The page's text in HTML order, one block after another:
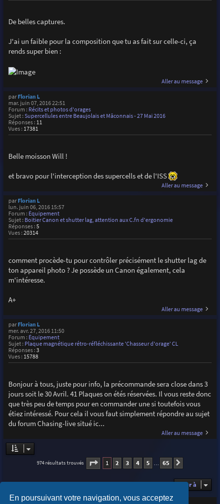
En poursuivant votre navigation, vous acceptez
De belles captures.
J'ai un faible pour la composition que tu as fait sur celle-ci, ça
rends super bien :
Aller au message
par Florian L
mar. juin 07, 2016 22:51
Forum : Récits et photos d'orages
Sujet : Supercellules entre Beaujolais et Mâconnais - 27 Mai 2016
Réponses : 11
Vues : 17381
Belle moisson Will !
et bravo pour l'interception des supercells et de l'ISS
Aller au message
par Florian L
lun. juin 06, 2016 15:57
Forum : Équipement
Sujet : Boitier Canon et shutter lag, attention aux C.fn d'ergonomie
Réponses : 5
Vues : 20314
comment procède-tu pour contrôler précisément le shutter lag de
ton appareil photo ? Je possède un Canon également, cela
m'intéresse.
A+
Aller au message
par Florian L
mer. avr. 27, 2016 11:50
Forum : Équipement
Sujet : Plaque magnétique rétro-réfléchissante 'Chasseur d'orage' CL
Réponses : 3
Vues : 15788
Bonjour à tous, juste pour info, la précommande sera close dans 3
jours soit le 30 Avril. 41 Plaques on étés réservées. Il vous reste donc
que très peu de temps pour en commander une si toutefois vous
étiez intéressé. Pour cela il vous faut simplement répondre au sujet
du forum Chasing-live situé ic...
Aller au message
974 résultats trouvés Page 1sur
1 2 3 4 5 … 65
Aller à